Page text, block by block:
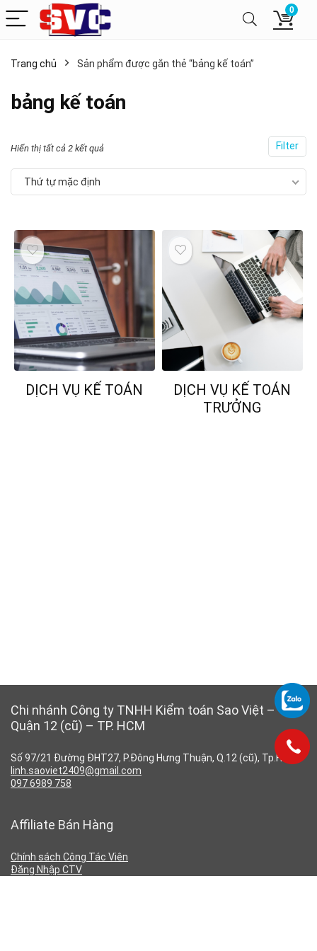
0
Trang chủ Sản phẩm được gắn thẻ “bảng kế toán”
bảng kế toán
Filter
Hiển thị tất cả 2 kết quả
Thứ tự mặc định
DỊCH VỤ KẾ TOÁN
DỊCH VỤ KẾ TOÁN
TRƯỞNG
Chi nhánh Công ty TNHH Kiểm toán Sao Việt –
Quận 12 (cũ) – TP. HCM
Số 97/21 Đường ĐHT27, P.Đông Hưng Thuận, Q.12 (cũ), Tp.HCM
linh.saoviet2409@gmail.com
097 6989 758
Affiliate Bán Hàng
Chính sách Công Tác Viên
Đăng Nhập CTV